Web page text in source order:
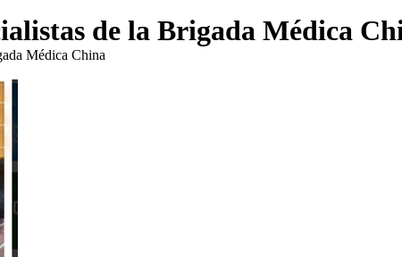
de la Brigada Médica
Médica China